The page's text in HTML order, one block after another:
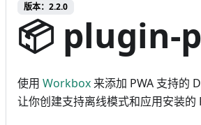
版本：2.2.0
📦 plugin-
使用 Workbox 来添加 PWA 支持的
让你创建支持离线模式和应用安装的